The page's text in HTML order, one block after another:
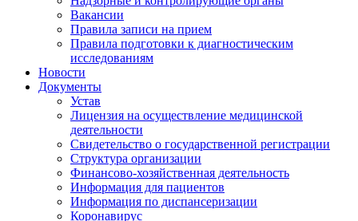
Вакансии
Правила записи на прием
Правила подготовки к диагностическим
исследованиям
Новости
Документы
Устав
Лицензия на осуществление медицинской
деятельности
Свидетельство о государственной регистрации
Структура организации
Финансово-хозяйственная деятельность
Информация для пациентов
Информация по диспансеризации
Коронавирус